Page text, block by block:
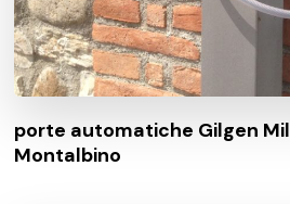
porte automatiche Gilgen
Montalbino